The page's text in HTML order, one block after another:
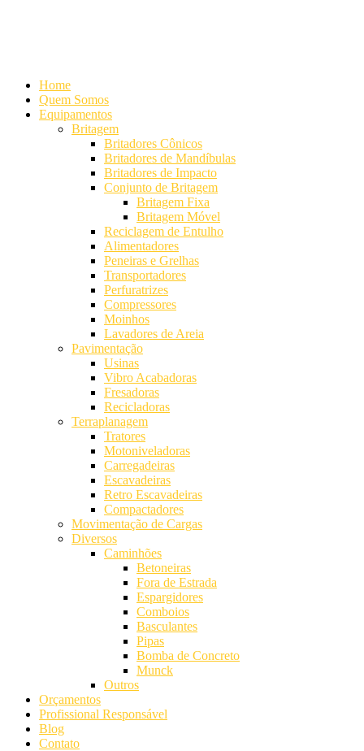
Home
Quem Somos
Equipamentos
Britagem
Britadores Cônicos
Britadores de Mandíbulas
Britadores de Impacto
Conjunto de Britagem
Britagem Fixa
Britagem Móvel
Reciclagem de Entulho
Alimentadores
Peneiras e Grelhas
Transportadores
Perfuratrizes
Compressores
Moinhos
Lavadores de Areia
Pavimentação
Usinas
Vibro Acabadoras
Fresadoras
Recicladoras
Terraplanagem
Tratores
Motoniveladoras
Carregadeiras
Escavadeiras
Retro Escavadeiras
Compactadores
Movimentação de Cargas
Diversos
Caminhões
Betoneiras
Fora de Estrada
Espargidores
Comboios
Basculantes
Pipas
Bomba de Concreto
Munck
Outros
Orçamentos
Profissional Responsável
Blog
Contato